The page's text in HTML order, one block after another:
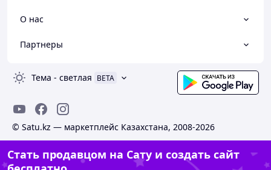
О нас
Партнеры
Тема - светлая BETA
© Satu.kz — маркетплейс Казахстана, 2008-2026
Стать продавцом на Сату и создать сайт